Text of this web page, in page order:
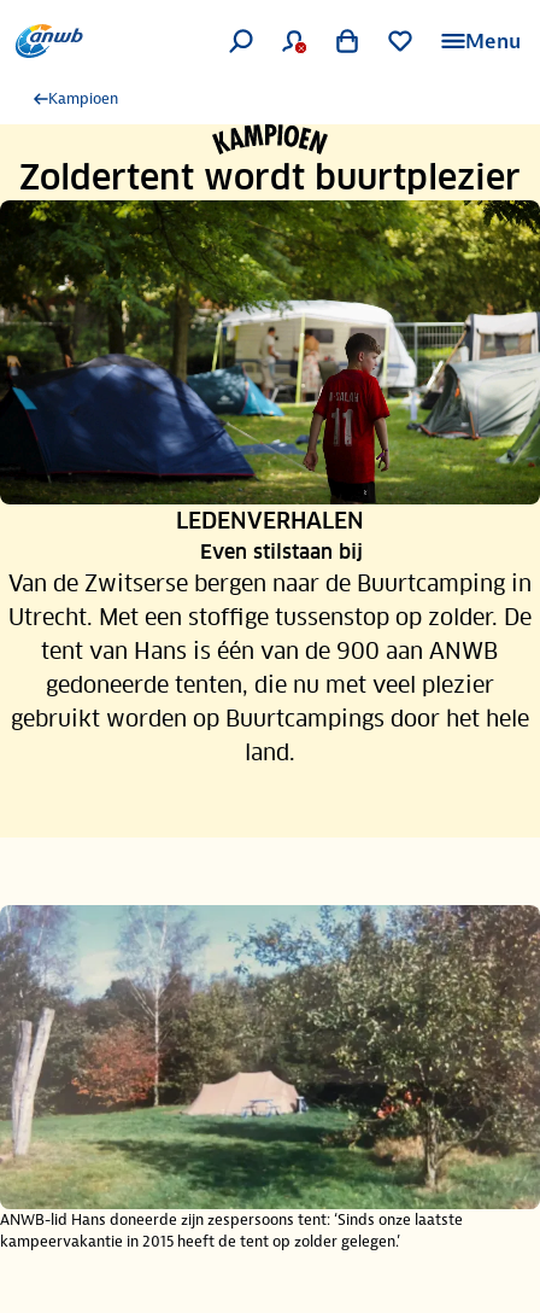
Menu
Kampioen
Zoldertent wordt buurtplezier
RUBRIEK:
LEDENVERHALEN
Even stilstaan bij
Van de Zwitserse bergen naar de Buurtcamping in
Utrecht. Met een stoffige tussenstop op zolder. De
tent van Hans is één van de 900 aan ANWB
gedoneerde tenten, die nu met veel plezier
gebruikt worden op Buurtcampings door het hele
land.
ANWB-lid Hans doneerde zijn zespersoons tent: ‘Sinds onze laatste
kampeervakantie in 2015 heeft de tent op zolder gelegen.’